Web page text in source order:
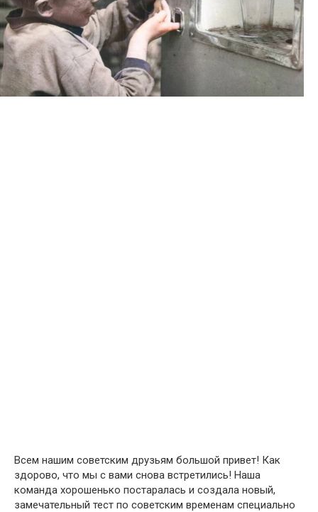
Всем нашим советским друзьям большой привет! Как
здорово, что мы с вами снова встретились! Наша
команда хорошенько постаралась и создала новый,
замечательный тест по советским временам специально